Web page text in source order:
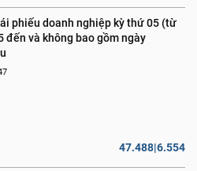
phiếu doanh nghiệp kỳ thứ 05 (từ
và không bao gồm ngày
47.488|6.554